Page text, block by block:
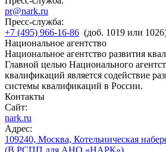
pr@nark.ru
Пресс-служба:
+7 (495) 966-16-86 (доб. 1019 или
Национальное агентство
Национальное агентство развития
Главной целью Национального
квалификаций является содействие
системы квалификаций в России.
Контакты
Сайт:
nark.ru
Адрес:
109240, Москва, Котельническая
(В РСПП для АНО «НАРК»)